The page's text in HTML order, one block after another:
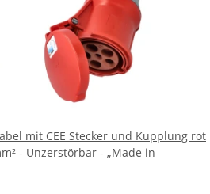
mit CEE Stecker und Kupplung rot
- Unzerstörbar - „Made in